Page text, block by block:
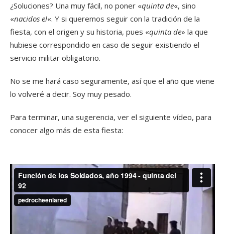
¿Soluciones? Una muy fácil, no poner «quinta de«, sino
«nacidos el«. Y si queremos seguir con la tradición de la
fiesta, con el origen y su historia, pues «quinta de» la que
hubiese correspondido en caso de seguir existiendo el
servicio militar obligatorio.
No se me hará caso seguramente, así que el año que viene
lo volveré a decir. Soy muy pesado.
Para terminar, una sugerencia, ver el siguiente vídeo, para
conocer algo más de esta fiesta: